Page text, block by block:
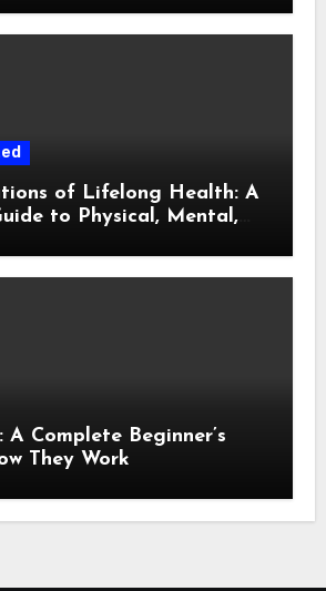
of Lifelong Health: A
to Physical, Mental,
A Complete Beginner’s
They Work